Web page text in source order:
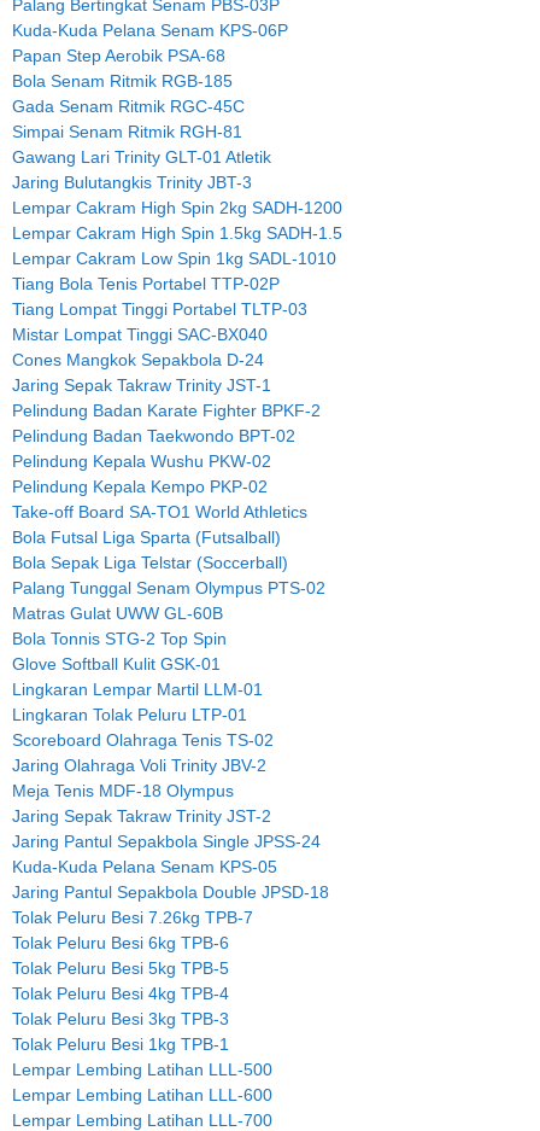
Palang Bertingkat Senam PBS-03P
Kuda-Kuda Pelana Senam KPS-06P
Papan Step Aerobik PSA-68
Bola Senam Ritmik RGB-185
Gada Senam Ritmik RGC-45C
Simpai Senam Ritmik RGH-81
Gawang Lari Trinity GLT-01 Atletik
Jaring Bulutangkis Trinity JBT-3
Lempar Cakram High Spin 2kg SADH-1200
Lempar Cakram High Spin 1.5kg SADH-1.5
Lempar Cakram Low Spin 1kg SADL-1010
Tiang Bola Tenis Portabel TTP-02P
Tiang Lompat Tinggi Portabel TLTP-03
Mistar Lompat Tinggi SAC-BX040
Cones Mangkok Sepakbola D-24
Jaring Sepak Takraw Trinity JST-1
Pelindung Badan Karate Fighter BPKF-2
Pelindung Badan Taekwondo BPT-02
Pelindung Kepala Wushu PKW-02
Pelindung Kepala Kempo PKP-02
Take-off Board SA-TO1 World Athletics
Bola Futsal Liga Sparta (Futsalball)
Bola Sepak Liga Telstar (Soccerball)
Palang Tunggal Senam Olympus PTS-02
Matras Gulat UWW GL-60B
Bola Tonnis STG-2 Top Spin
Glove Softball Kulit GSK-01
Lingkaran Lempar Martil LLM-01
Lingkaran Tolak Peluru LTP-01
Scoreboard Olahraga Tenis TS-02
Jaring Olahraga Voli Trinity JBV-2
Meja Tenis MDF-18 Olympus
Jaring Sepak Takraw Trinity JST-2
Jaring Pantul Sepakbola Single JPSS-24
Kuda-Kuda Pelana Senam KPS-05
Jaring Pantul Sepakbola Double JPSD-18
Tolak Peluru Besi 7.26kg TPB-7
Tolak Peluru Besi 6kg TPB-6
Tolak Peluru Besi 5kg TPB-5
Tolak Peluru Besi 4kg TPB-4
Tolak Peluru Besi 3kg TPB-3
Tolak Peluru Besi 1kg TPB-1
Lempar Lembing Latihan LLL-500
Lempar Lembing Latihan LLL-600
Lempar Lembing Latihan LLL-700